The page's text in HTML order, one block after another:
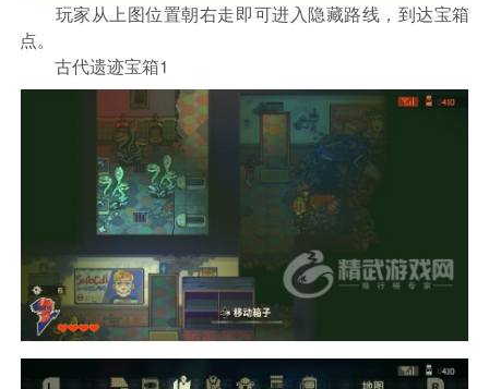
玩家从上图位置朝右走即可进入隐藏路线，到达宝箱
点。
古代遗迹宝箱1